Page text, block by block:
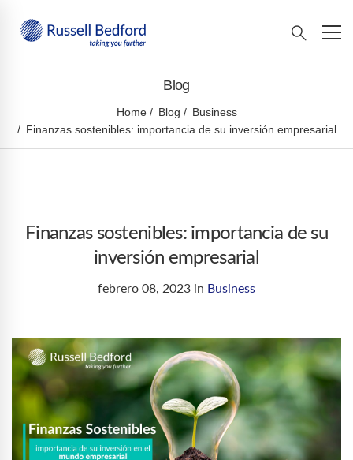
Blog
Home Blog
Business
Finanzas sostenibles: importancia de su inversión empresarial
Finanzas sostenibles: importancia de su
inversión empresarial
febrero 08, 2023 in Business